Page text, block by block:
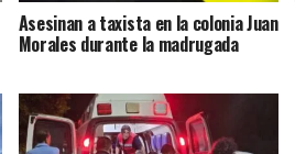
Asesinan a taxista en la colonia Juan
Morales durante la madrugada